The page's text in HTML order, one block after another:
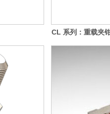
CL 系列：重载夹